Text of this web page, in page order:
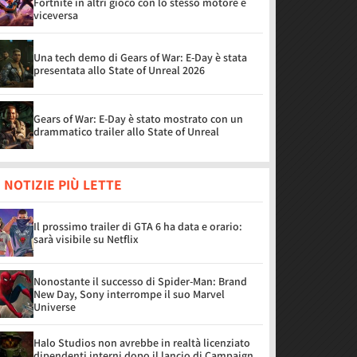
viceversa
Una tech demo di Gears of War: E-Day è stata
presentata allo State of Unreal 2026
Gears of War: E-Day è stato mostrato con un
drammatico trailer allo State of Unreal
NOTIZIE PIÙ LETTE
Il prossimo trailer di GTA 6 ha data e orario:
sarà visibile su Netflix
Nonostante il successo di Spider-Man: Brand
New Day, Sony interrompe il suo Marvel
Universe
Halo Studios non avrebbe in realtà licenziato